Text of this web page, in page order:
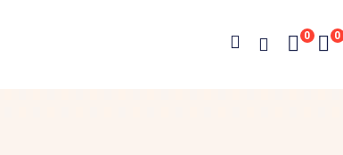
0
0